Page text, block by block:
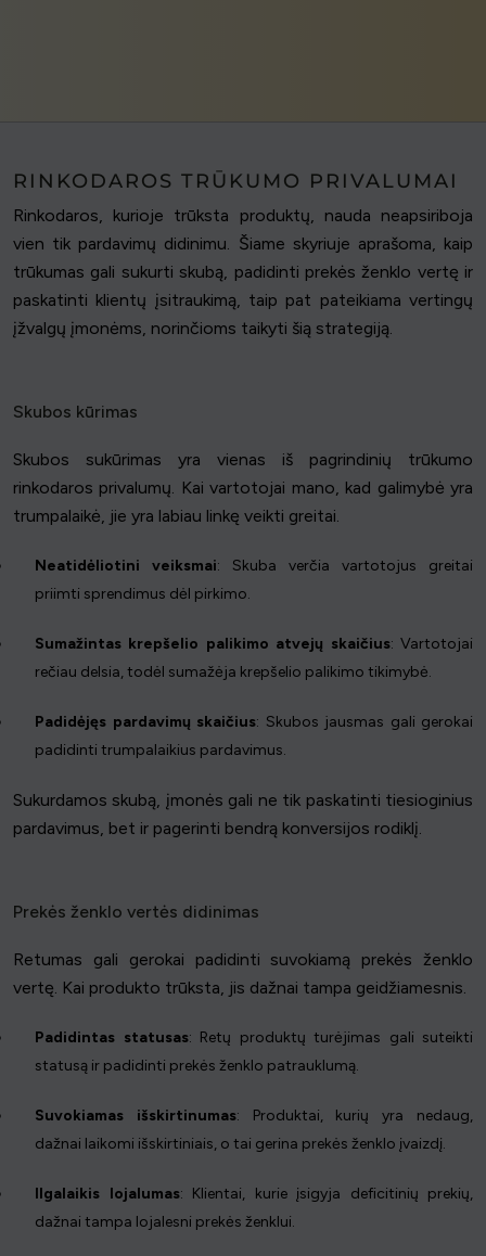
RINKODAROS TRŪKUMO PRIVALUMAI
Rinkodaros, kurioje trūksta produktų, nauda neapsiriboja
vien tik pardavimų didinimu. Šiame skyriuje aprašoma, kaip
trūkumas gali sukurti skubą, padidinti prekės ženklo vertę ir
paskatinti klientų įsitraukimą, taip pat pateikiama vertingų
įžvalgų įmonėms, norinčioms taikyti šią strategiją.
Skubos kūrimas
Skubos sukūrimas yra vienas iš pagrindinių trūkumo
rinkodaros privalumų. Kai vartotojai mano, kad galimybė yra
trumpalaikė, jie yra labiau linkę veikti greitai.
Neatidėliotini veiksmai: Skuba verčia vartotojus greitai
priimti sprendimus dėl pirkimo.
Sumažintas krepšelio palikimo atvejų skaičius: Vartotojai
rečiau delsia, todėl sumažėja krepšelio palikimo tikimybė.
Padidėjęs pardavimų skaičius: Skubos jausmas gali gerokai
padidinti trumpalaikius pardavimus.
Sukurdamos skubą, įmonės gali ne tik paskatinti tiesioginius
pardavimus, bet ir pagerinti bendrą konversijos rodiklį.
Prekės ženklo vertės didinimas
Retumas gali gerokai padidinti suvokiamą prekės ženklo
vertę. Kai produkto trūksta, jis dažnai tampa geidžiamesnis.
Padidintas statusas: Retų produktų turėjimas gali suteikti
statusą ir padidinti prekės ženklo patrauklumą.
Suvokiamas išskirtinumas: Produktai, kurių yra nedaug,
dažnai laikomi išskirtiniais, o tai gerina prekės ženklo įvaizdį.
Ilgalaikis lojalumas: Klientai, kurie įsigyja deficitinių prekių,
dažnai tampa lojalesni prekės ženklui.